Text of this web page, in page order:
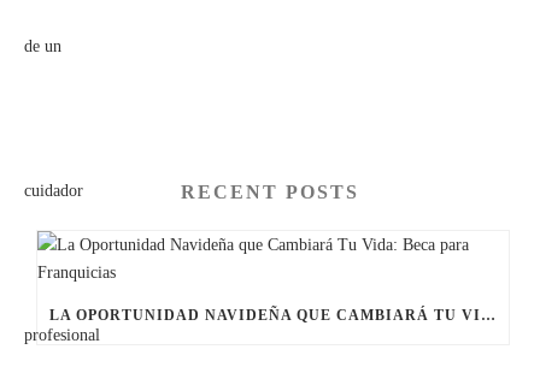
RECENT POSTS
LA OPORTUNIDAD NAVIDEÑA QUE CAMBIARÁ TU VIDA: BECA PARA FRANQUICIAS